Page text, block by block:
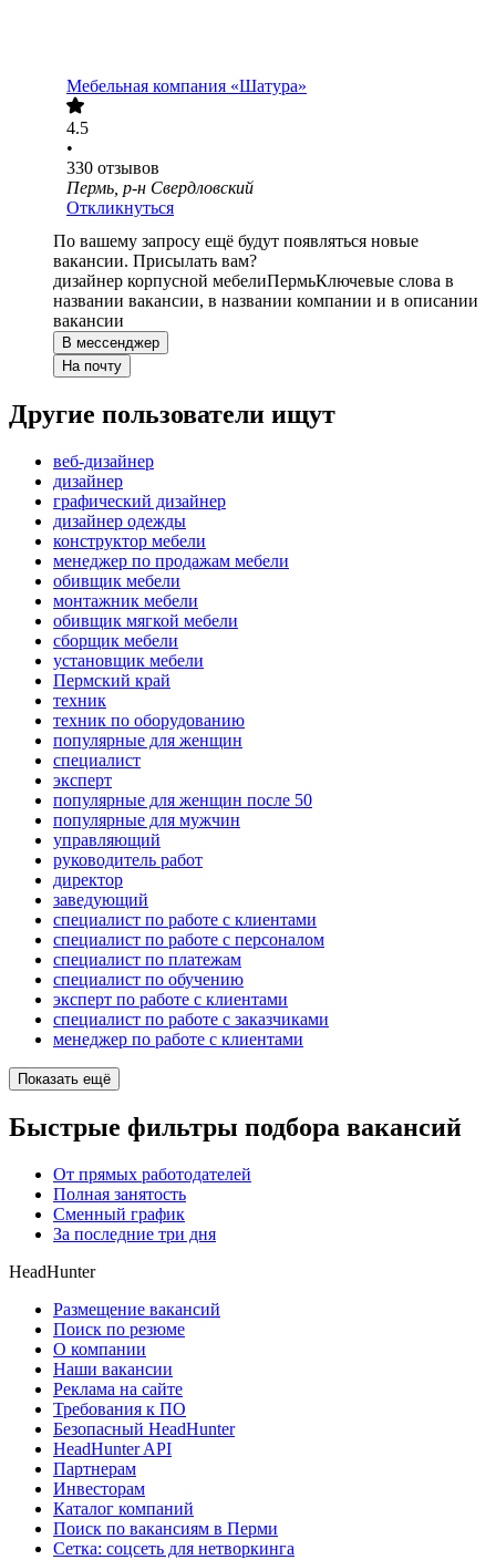
Мебельная компания «Шатура»
4.5
•
330 отзывов
Пермь, р-н Свердловский
Откликнуться
По вашему запросу ещё будут появляться новые
вакансии. Присылать вам?
дизайнер корпусной мебелиПермьКлючевые слова в
названии вакансии, в названии компании и в описании
вакансии
В мессенджер
На почту
Другие пользователи ищут
веб-дизайнер
дизайнер
графический дизайнер
дизайнер одежды
конструктор мебели
менеджер по продажам мебели
обивщик мебели
монтажник мебели
обивщик мягкой мебели
сборщик мебели
установщик мебели
Пермский край
техник
техник по оборудованию
популярные для женщин
специалист
эксперт
популярные для женщин после 50
популярные для мужчин
управляющий
руководитель работ
директор
заведующий
специалист по работе с клиентами
специалист по работе с персоналом
специалист по платежам
специалист по обучению
эксперт по работе с клиентами
специалист по работе с заказчиками
менеджер по работе с клиентами
Показать ещё
Быстрые фильтры подбора вакансий
От прямых работодателей
Полная занятость
Сменный график
За последние три дня
HeadHunter
Размещение вакансий
Поиск по резюме
О компании
Наши вакансии
Реклама на сайте
Требования к ПО
Безопасный HeadHunter
HeadHunter API
Партнерам
Инвесторам
Каталог компаний
Поиск по вакансиям в Перми
Сетка: соцсеть для нетворкинга